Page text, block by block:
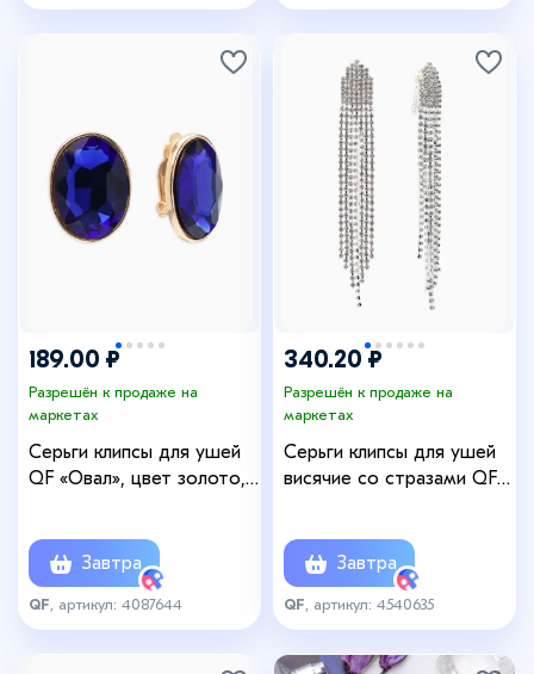
189.00 ₽
Разрешён к продаже на
маркетах
Серьги клипсы для ушей
QF «Овал», цвет золото,
Завтра
QF , артикул: 4087644
340.20 ₽
Разрешён к продаже на
маркетах
Серьги клипсы для ушей
висячие со стразами QF
Завтра
QF , артикул: 4540635